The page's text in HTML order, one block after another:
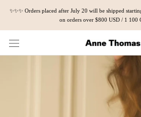
content
✨✨✨ Orders placed after July 20 will be shipped
on orders over $800 USD / 1 100